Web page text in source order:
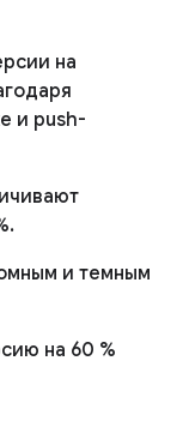
на
и push-
и темным
на 60 %